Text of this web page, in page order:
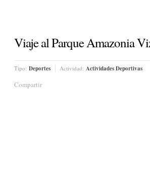
Viaje al Parque Amazonia
Tipo: Deportes Actividad: Actividades Deportivas
Compartir